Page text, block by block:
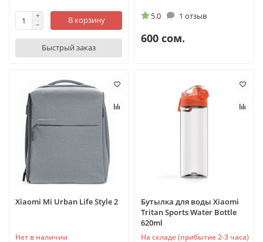
В корзину
Быстрый заказ
5.0 1 отзыв
600 сом.
Xiaomi Mi Urban Life Style 2
Нет в наличии
Бутылка для воды Xiaomi
Tritan Sports Water Bottle
620ml
На складе (прибытие 2-3 часа)